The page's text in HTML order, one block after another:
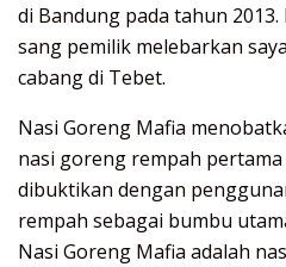
di Bandung pada tahun
sang pemilik melebarkan
cabang di Tebet.
Nasi Goreng Mafia
nasi goreng rempah
dibuktikan dengan
rempah sebagai bumbu
Nasi Goreng Mafia adalah